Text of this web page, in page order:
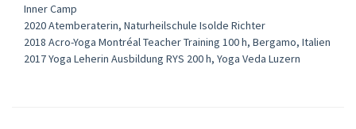
Inner Camp
2020 Atemberaterin, Naturheilschule Isolde Richter
2018 Acro-Yoga Montréal Teacher Training 100 h, Bergamo, Italien
2017 Yoga Leherin Ausbildung RYS 200 h, Yoga Veda Luzern